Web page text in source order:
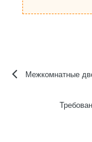
Межкомнатные